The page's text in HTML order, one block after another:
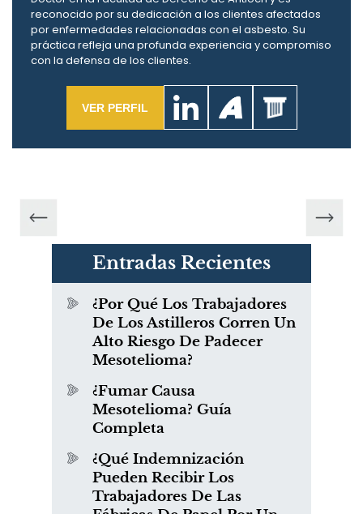
reconocido por su dedicación a los clientes afectados
por enfermedades relacionadas con el asbesto. Su
práctica refleja una profunda experiencia y compromiso
con la defensa de los clientes.
VER PERFIL
Entradas Recientes
¿Por Qué Los Trabajadores
De Los Astilleros Corren Un
Alto Riesgo De Padecer
Mesotelioma?
¿Fumar Causa
Mesotelioma? Guía
Completa
¿Qué Indemnización
Pueden Recibir Los
Trabajadores De Las